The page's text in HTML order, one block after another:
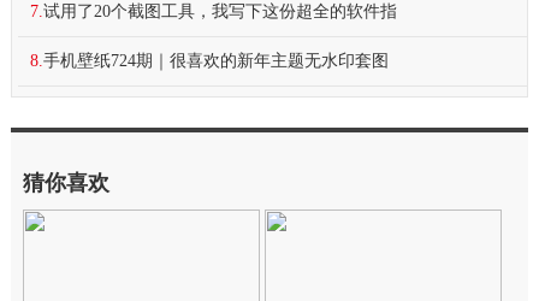
7. 试用了20个截图工具，我写下这份超全的软件指
8. 手机壁纸724期｜很喜欢的新年主题无水印套图
猜你喜欢